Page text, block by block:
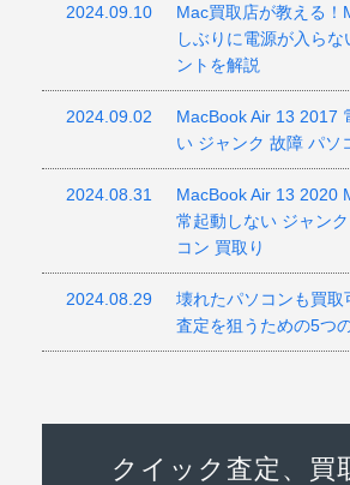
2024.09.10
Mac買取店が教える！
しぶりに電源が入らな
ントを解説
2024.09.02
MacBook Air 13 2017
い ジャンク 故障 パソ
2024.08.31
MacBook Air 13 2020
常起動しない ジャン
コン 買取り
2024.08.29
壊れたパソコンも買取
査定を狙うための5つ
クイック査定、買